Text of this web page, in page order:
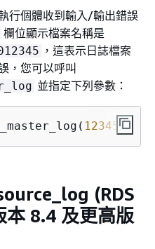
行個體收到輸入/輸出錯誤
欄位顯示檔案名稱是
，這表示日誌檔案
，您可以呼叫
並指定下列參數：
12345 );
(RDS
8.4 及更高版